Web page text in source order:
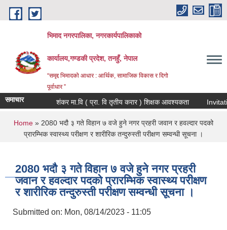
Skip to main content
भिमाद नगरपालिका, नगरकार्यपालिकाको
कार्यालय,गण्डकी प्रदेश, तनहुँ, नेपाल
“समृद्द भिमादको आधार : आर्थिक, सामाजिक विकास र दिगो
पूर्वाधार ”
समाचार शंकर मा.वि ( प्रा. वि तृतीय करार ) शिक्षक आवश्यकता
You are here
Home » 2080 भदौ ३ गते विहान ७ वजे हुने नगर प्रहरी जवान र हवल्दार पदको
प्रारम्भिक स्वास्थ्य परीक्षण र शारीरिक तन्दुरुस्ती परीक्षण सम्वन्धी सूचना ।
2080 भदौ ३ गते विहान ७ वजे हुने नगर प्रहरी
जवान र हवल्दार पदको प्रारम्भिक स्वास्थ्य परीक्षण
र शारीरिक तन्दुरुस्ती परीक्षण सम्वन्धी सूचना ।
Submitted on: Mon, 08/14/2023 - 11:05